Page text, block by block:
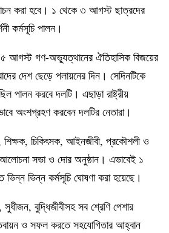
করা হবে। ১ থেকে ৩ আগস্ট ছাত্রদের
কর্মসূচি পালন।
৫ আগস্ট গণ-অভ্যুত্থানের ঐতিহাসিক বিজয়ের
দেশ ছেড়ে পলায়নের দিন। সেদিনটিকে
পালন করবে দলটি। এছাড়া রাষ্ট্রীয়
অংশগ্রহণ করবেন দলটির নেতারা।
চিকিৎসক, আইনজীবী, প্রকৌশলী ও
সভা ও দোর অনুষ্ঠান। এভাবেই ১
ভিন্ন কর্মসূচি ঘোষণা করা হয়েছে।
সুধীজন, বুদ্ধিজীবীসহ সব শ্রেণি পেশার
ও সফল করতে সহযোগিতার আহ্বান